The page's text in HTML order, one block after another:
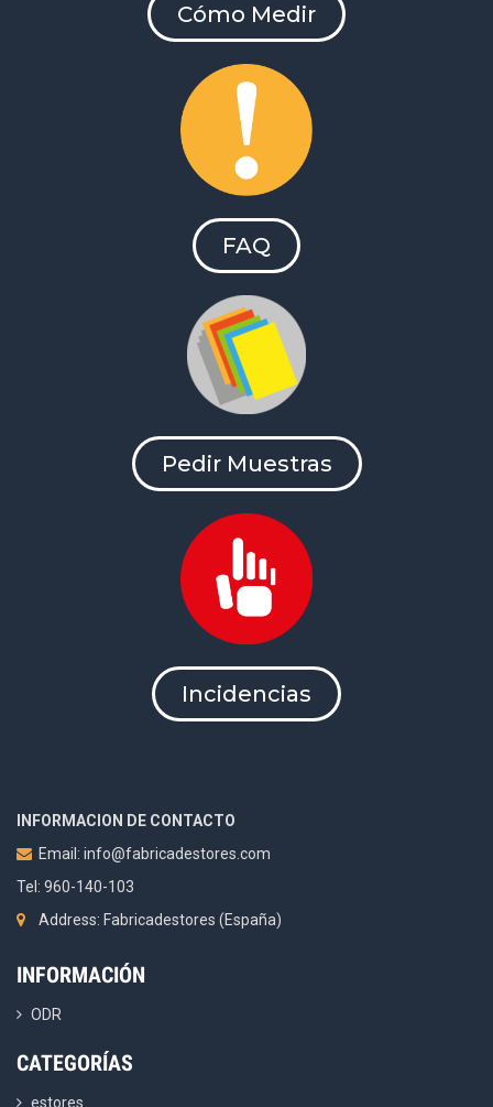
Cómo Medir
FAQ
Pedir Muestras
Incidencias
INFORMACION DE CONTACTO
Email: info@fabricadestores.com
Tel: 960-140-103
Address: Fabricadestores (España)
INFORMACIÓN
ODR
CATEGORÍAS
estores